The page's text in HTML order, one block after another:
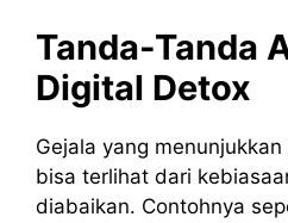
Tanda-Tanda
Digital Detox
Gejala yang
bisa terlihat dari
diabaikan. Contohnya